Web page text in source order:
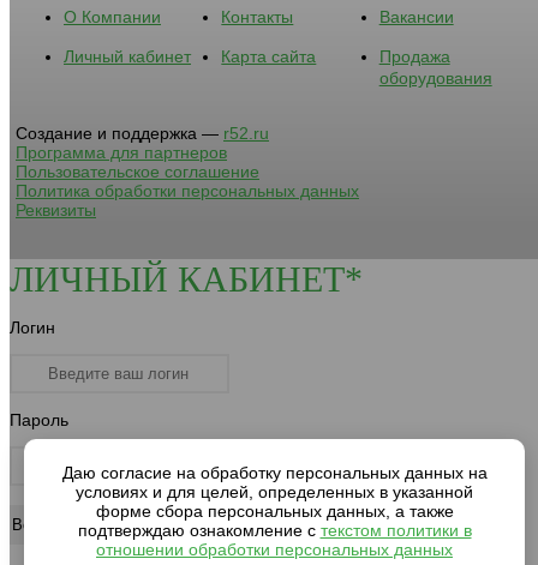
О Компании Контакты Вакансии
Личный кабинет Карта сайта
Продажа
оборудования
Создание и поддержка — r52.ru
Программа для партнеров
Пользовательское соглашение
Политика обработки персональных данных
Реквизиты
ЛИЧНЫЙ КАБИНЕТ*
Логин
Пароль
Даю согласие на обработку персональных данных на
условиях и для целей, определенных в указанной
форме сбора персональных данных, а также
подтверждаю ознакомление с текстом политики в
отношении обработки персональных данных